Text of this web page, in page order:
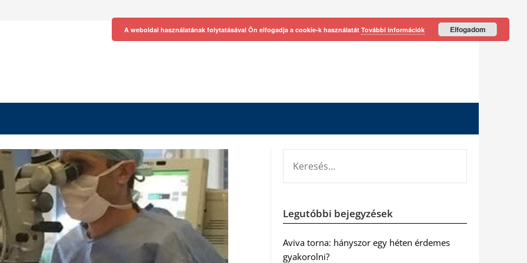
Legutóbbi bejegyzések
Aviva torna: hányszor egy héten érdemes
gyakorolni?
A weboldal használatának folytatásával Ön elfogadja a cookie-k használatát További információk Elfogadom